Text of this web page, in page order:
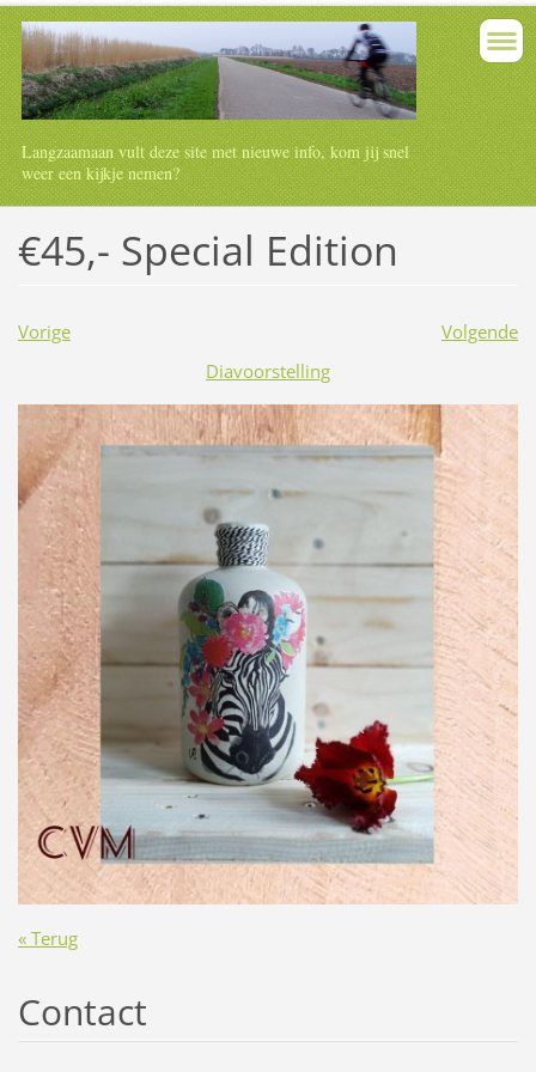
Langzaamaan vult deze site met nieuwe info, kom jij snel
weer een kijkje nemen?
€45,- Special Edition
Vorige
Volgende
Diavoorstelling
« Terug
Contact